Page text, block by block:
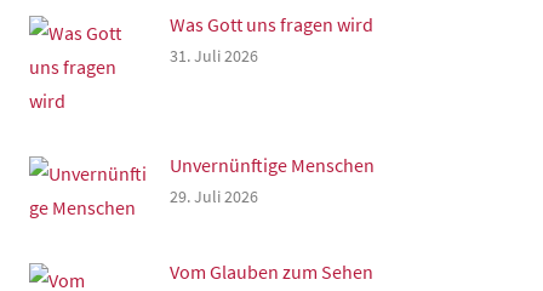
Was Gott uns fragen wird
31. Juli 2026
Unvernünftige Menschen
29. Juli 2026
Vom Glauben zum Sehen